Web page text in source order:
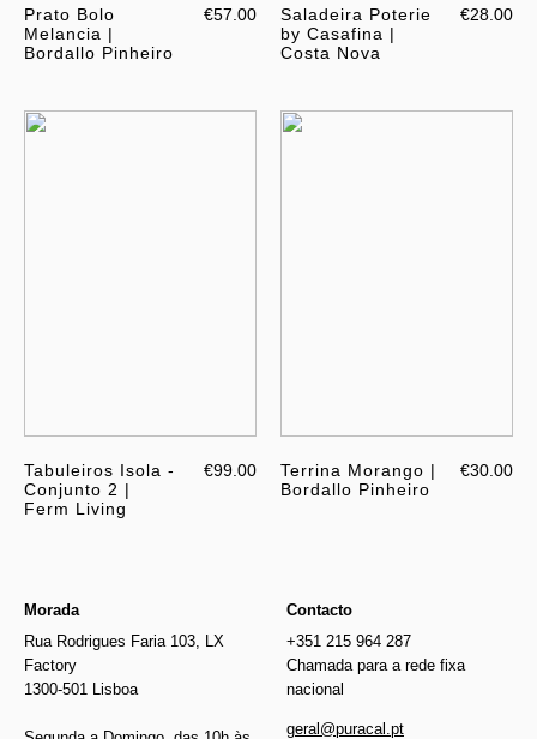
Prato Bolo
Melancia |
Bordallo Pinheiro
€57.00
Saladeira Poterie
by Casafina |
Costa Nova
€28.00
Tabuleiros Isola -
Conjunto 2 |
Ferm Living
€99.00
Terrina Morango |
Bordallo Pinheiro
€30.00
Morada
Rua Rodrigues Faria 103, LX
Factory
1300-501 Lisboa
Contacto
+351 215 964 287
Chamada para a rede fixa
nacional
geral@puracal.pt